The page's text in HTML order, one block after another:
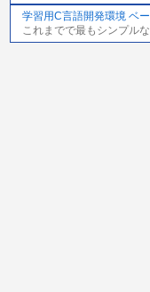
学習用C言語開発環境 ベ
これまでで最もシンプル